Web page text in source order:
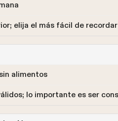
elija el más fácil de
alimentos
lo importante es ser